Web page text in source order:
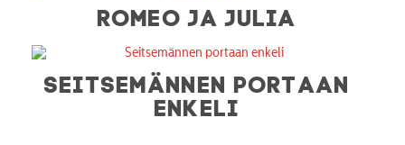
ROMEO JA JULIA
SEITSEMÄNNEN PORTAAN
ENKELI